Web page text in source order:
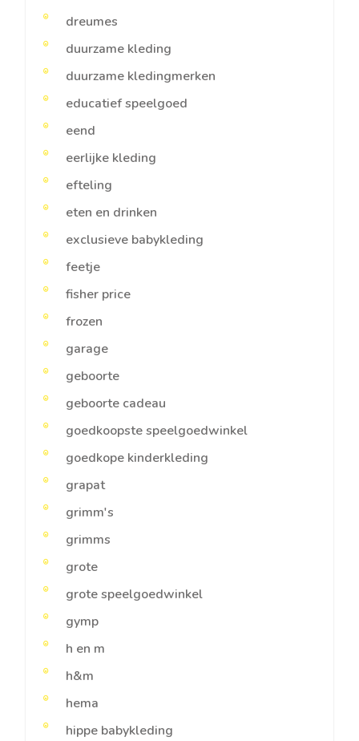
dreumes
duurzame kleding
duurzame kledingmerken
educatief speelgoed
eend
eerlijke kleding
efteling
eten en drinken
exclusieve babykleding
feetje
fisher price
frozen
garage
geboorte
geboorte cadeau
goedkoopste speelgoedwinkel
goedkope kinderkleding
grapat
grimm's
grimms
grote
grote speelgoedwinkel
gymp
h en m
h&m
hema
hippe babykleding